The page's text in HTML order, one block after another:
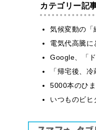
カテゴリー記
気候変動の
電気代高騰
Google、「
「帰宅後、
5000本のひ
いつものビ